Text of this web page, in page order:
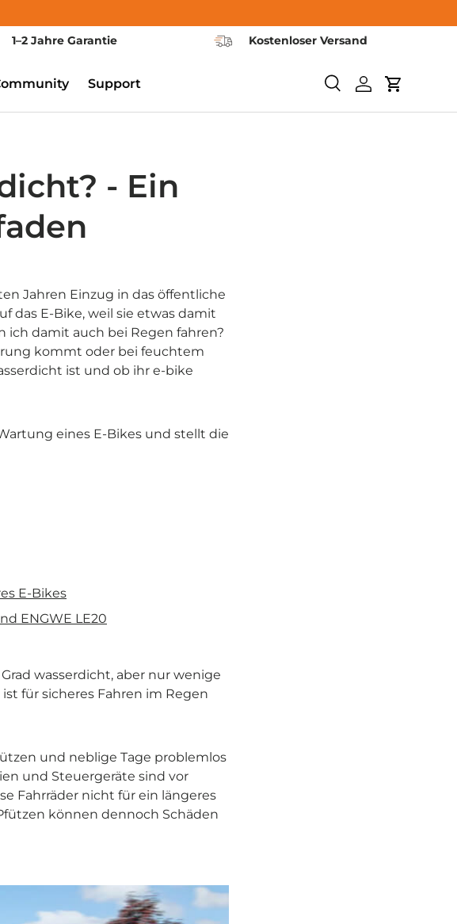
1–2 Jahre Garantie Kostenloser Versand
BuscarIniciar sesión
Carrito
Support
- Ein
Jahren Einzug in das öffentliche
das E-Bike, weil sie etwas damit
ich damit auch bei Regen fahren?
kommt oder bei feuchtem
ist und ob ihr e-bike
eines E-Bikes und stellt die
E-Bikes
ENGWE LE20
wasserdicht, aber nur wenige
für sicheres Fahren im Regen
und neblige Tage problemlos
und Steuergeräte sind vor
Fahrräder nicht für ein längeres
können dennoch Schäden